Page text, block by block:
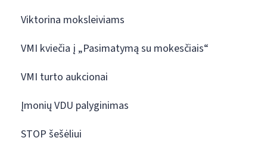
Viktorina moksleiviams
VMI kviečia į „Pasimatymą su mokesčiais“
VMI turto aukcionai
Įmonių VDU palyginimas
STOP šešėliui